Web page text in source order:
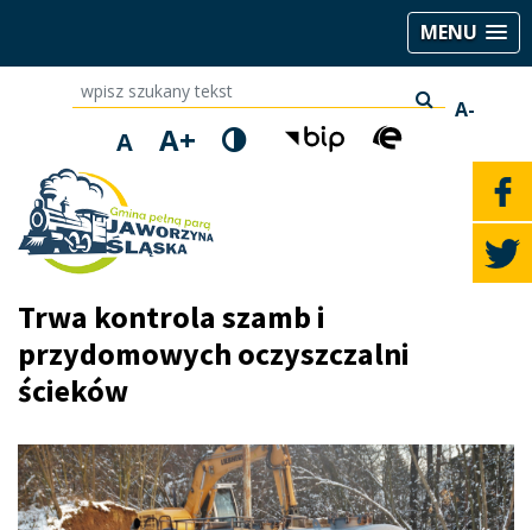
MENU
wpisz szukany tekst
A-
A A+
Trwa kontrola szamb i
przydomowych oczyszczalni
ścieków